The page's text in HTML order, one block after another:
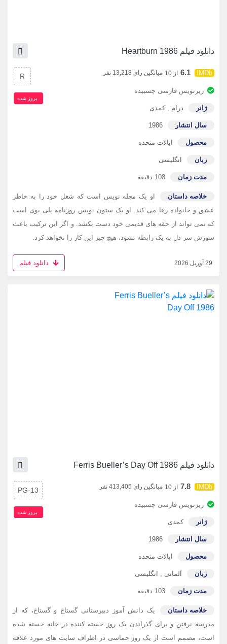
دانلود فیلم Heartburn 1986
6.1 از 10 میانگین رای 13,218 نفر
زیرنویس فارسی چسبیده
ژانر درام ,کمدی
سال انتشار 1986
محصول ایالات متحده
زبان انگلیسی
مدت زمان 108 دقیقه
خلاصه داستان
او یک مجله نویس است که شغل خود را به خاطر
عشق و خانواده رها می کند. او یک ستون نویس روزنامه پلی بوی است
که نمی تواند از حقه های قدیمی خود دست بکشد. و اگر این ترکیب باعث
سوزش سر دل به یک رابطه نشود، هیچ چیز این کار را نخواهد کرد.
R
بروز‌ شده
29 آوریل 2026 دانلود فیلم
دانلود فیلم Ferris Bueller’s Day Off 1986
7.8 از 10 میانگین رای 413,405 نفر
زیرنویس فارسی چسبیده
ژانر کمدی
سال انتشار 1986
محصول ایالات متحده
زبان آلمانی , انگلیسی
مدت زمان 103 دقیقه
خلاصه داستان
یک دانش آموز دبیرستانی گستاخ و گستاخ، که از
مدرسه نرفتن و برای گذراندن یک روز خسته کننده در خانه خسته شده
است، مصمم است از یک روز حماسی در اطراف سایت های مورد علاقه
PG-13
بروز‌ شده